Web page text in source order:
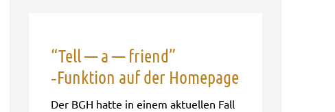
“Tell — a — friend”
‑Funktion auf der Homepage
Der BGH hatte in einem aktu­el­len Fall